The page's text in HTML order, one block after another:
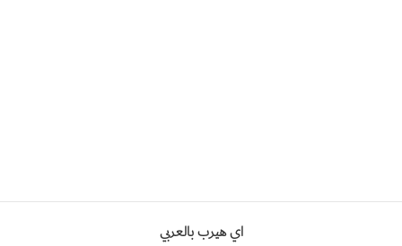
اي هيرب بالعربي